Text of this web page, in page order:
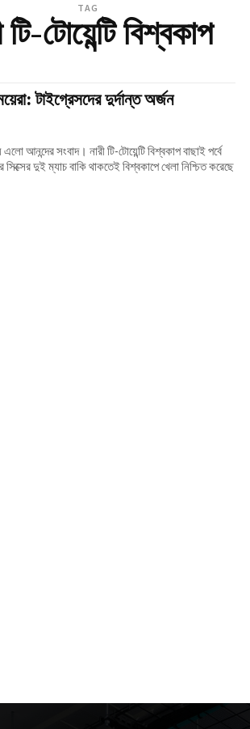
TAG
টি-টোয়েন্টি বিশ্বকাপ
টাইগ্রেসদের দুর্দান্ত অর্জন
আনন্দের সংবাদ। নারী টি-টোয়েন্টি বিশ্বকাপ বাছাই পর্বে
সিক্সের দুই ম্যাচ বাকি থাকতেই বিশ্বকাপে খেলা নিশ্চিত করেছে